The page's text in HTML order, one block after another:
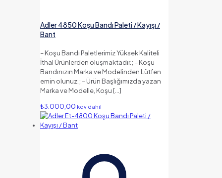
Adler 4850 Koşu Bandı Paleti / Kayışı /
Bant
– Koşu Bandı Paletlerimiz Yüksek Kaliteli
İthal Ürünlerden oluşmaktadır.; – Koşu
Bandınızın Marka ve Modelinden Lütfen
emin olunuz.; – Ürün Başlığımızda yazan
Marka ve Modelle, Koşu […]
₺3.000,00 kdv dahil